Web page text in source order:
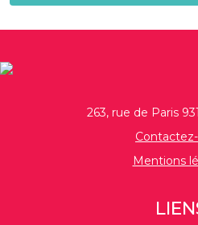
263, rue de Paris
Mentions